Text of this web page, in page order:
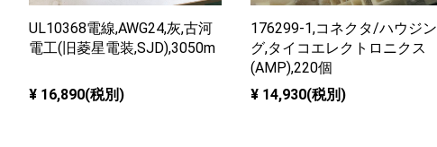
UL10368電線,AWG24,灰,古河
電工(旧菱星電装,SJD),3050m
¥ 16,890(税別)
176299-1,コネクタ/ハウジン
グ,タイコエレクトロニクス
(AMP),220個
¥ 14,930(税別)